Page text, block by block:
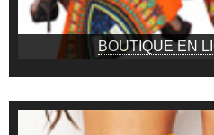
BOUTIQUE EN